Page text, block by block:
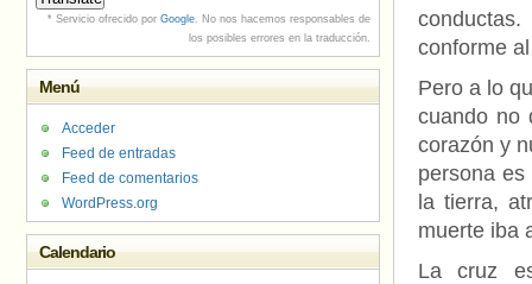
conforme
Pero a lo
cuando no
corazón y
persona
la tierra,
muerte iba
La cruz
* Servicio ofrecido por Google. No nos hacemos responsables de
los posibles errores en la traducción.
Menú
Acceder
Feed de entradas
Feed de comentarios
WordPress.org
Calendario